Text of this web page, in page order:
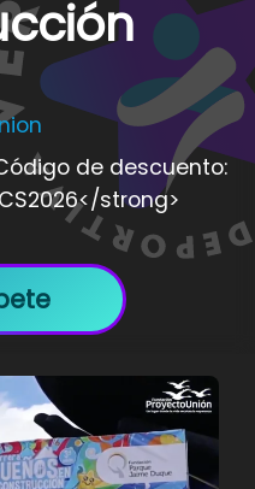
de descuento:
strong>